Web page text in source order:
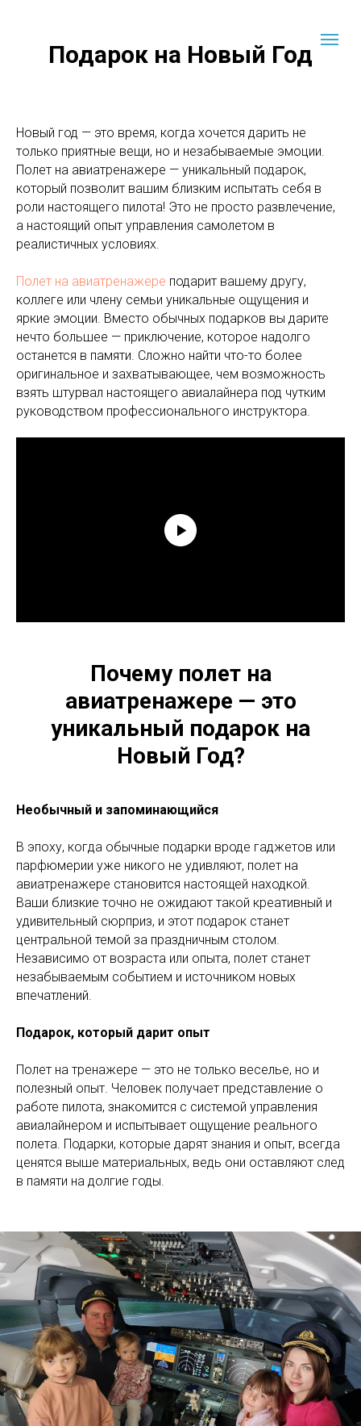
Подарок на Новый Год
Новый год — это время, когда хочется дарить не
только приятные вещи, но и незабываемые эмоции.
Полет на авиатренажере — уникальный подарок,
который позволит вашим близким испытать себя в
роли настоящего пилота! Это не просто развлечение,
а настоящий опыт управления самолетом в
реалистичных условиях.
Полет на авиатренажере подарит вашему другу,
коллеге или члену семьи уникальные ощущения и
яркие эмоции. Вместо обычных подарков вы дарите
нечто большее — приключение, которое надолго
останется в памяти. Сложно найти что-то более
оригинальное и захватывающее, чем возможность
взять штурвал настоящего авиалайнера под чутким
руководством профессионального инструктора.
Почему полет на
авиатренажере — это
уникальный подарок на
Новый Год?
Необычный и запоминающийся
В эпоху, когда обычные подарки вроде гаджетов или
парфюмерии уже никого не удивляют, полет на
авиатренажере становится настоящей находкой.
Ваши близкие точно не ожидают такой креативный и
удивительный сюрприз, и этот подарок станет
центральной темой за праздничным столом.
Независимо от возраста или опыта, полет станет
незабываемым событием и источником новых
впечатлений.
Подарок, который дарит опыт
Полет на тренажере — это не только веселье, но и
полезный опыт. Человек получает представление о
работе пилота, знакомится с системой управления
авиалайнером и испытывает ощущение реального
полета. Подарки, которые дарят знания и опыт, всегда
ценятся выше материальных, ведь они оставляют след
в памяти на долгие годы.